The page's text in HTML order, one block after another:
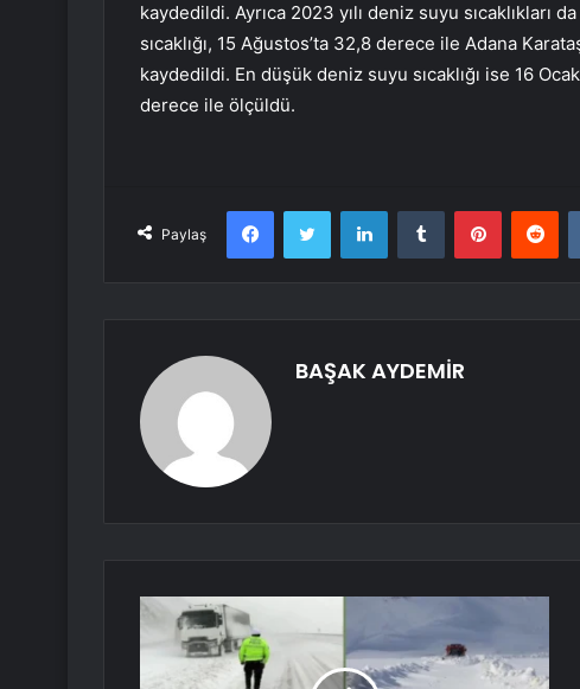
kaydedildi. Ayrıca 2023 yılı deniz suyu sıcaklıkları
sıcaklığı, 15 Ağustos’ta 32,8 derece ile Adana
kaydedildi. En düşük deniz suyu sıcaklığı ise 16
derece ile ölçüldü.
Paylaş
FacebookTwitter LinkedInTumblr Pinterest
BAŞAK AYDEMİR